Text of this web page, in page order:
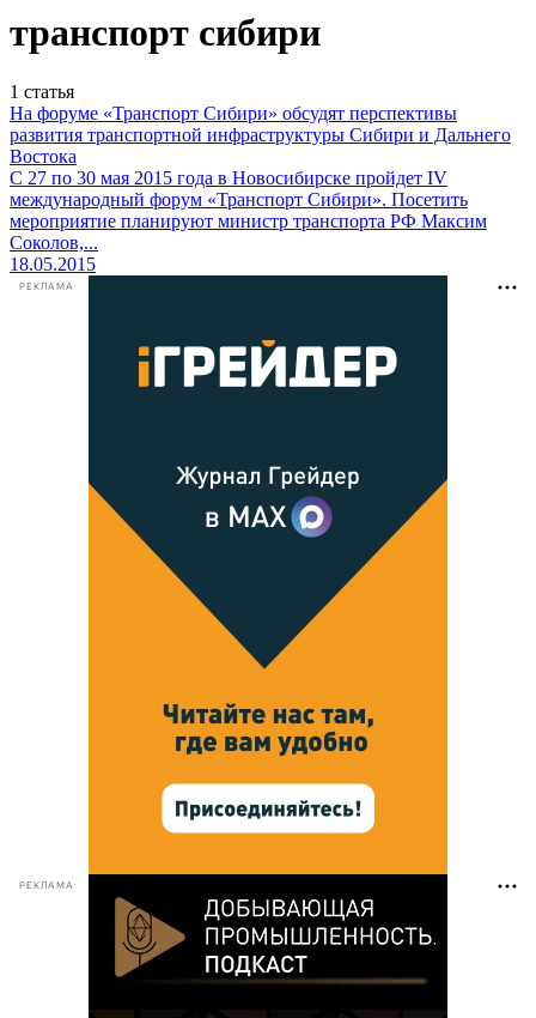
транспорт сибири
1 статья
На форуме «Транспорт Сибири» обсудят перспективы
развития транспортной инфраструктуры Сибири и Дальнего
Востока
С 27 по 30 мая 2015 года в Новосибирске пройдет IV
международный форум «Транспорт Сибири». Посетить
мероприятие планируют министр транспорта РФ Максим
Соколов,...
18.05.2015
РЕКЛАМА
РЕКЛАМА